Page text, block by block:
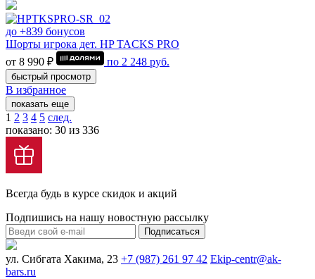
до +839 бонусов
Шорты игрока дет. HP TACKS PRO
от 8 990 ₽
по 2 248 руб.
быстрый просмотр
В избранное
показать еще
1 2 3 4 5 след.
показано: 30 из 336
Всегда будь в курсе скидок и акций
Подпишись на нашу новостную рассылку
Подписаться
ул. Сибгата Хакима, 23 +7 (987) 261 97 42 Ekip-centr@ak-
bars.ru